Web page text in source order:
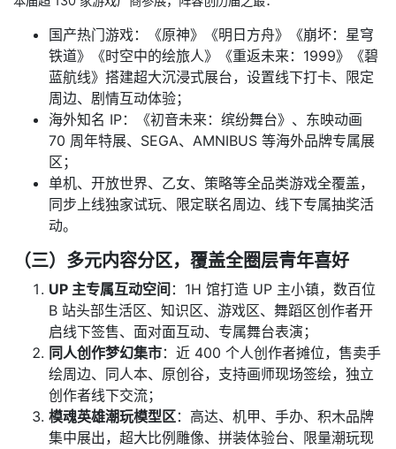
国产热门游戏：《原神》《明日方舟》《崩坏：星穹
铁道》《时空中的绘旅人》《重返未来：1999》《碧
蓝航线》搭建超大沉浸式展台，设置线下打卡、限定
周边、剧情互动体验；
海外知名 IP：《初音未来：缤纷舞台》、东映动画
70 周年特展、SEGA、AMNIBUS 等海外品牌专属展
区；
单机、开放世界、乙女、策略等全品类游戏全覆盖，
同步上线独家试玩、限定联名周边、线下专属抽奖活
动。
（三）多元内容分区，覆盖全圈层青年喜好
UP 主专属互动空间 ：1H 馆打造 UP 主小镇，数百位
B 站头部生活区、知识区、游戏区、舞蹈区创作者开
启线下签售、面对面互动、专属舞台表演；
同人创作梦幻集市：近 400 个人创作者摊位，售卖手
绘周边、同人本、原创谷，支持画师现场签绘，独立
创作者线下交流；
模魂英雄潮玩模型区：高达、机甲、手办、积木品牌
集中展出，超大比例雕像、拼装体验台、限量潮玩现